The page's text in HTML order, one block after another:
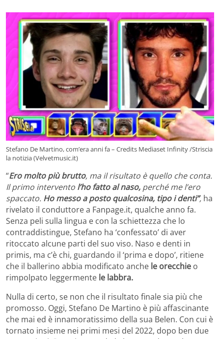
Stefano De Martino, com’era anni fa – Credits Mediaset Infinity /Striscia
la notizia (Velvetmusic.it)
“Ero molto più brutto, ma il risultato è quello che conta.
Il primo intervento l’ho fatto al naso, perché me l’ero
spaccato. Ho messo a posto qualcosina, tipo i denti”, ha
rivelato il conduttore a Fanpage.it, qualche anno fa.
Senza peli sulla lingua e con la schiettezza che lo
contraddistingue, Stefano ha ‘confessato’ di aver
ritoccato alcune parti del suo viso. Naso e denti in
primis, ma c’è chi, guardando il ‘prima e dopo’, ritiene
che il ballerino abbia modificato anche le orecchie o
rimpolpato leggermente le labbra.
Nulla di certo, se non che il risultato finale sia più che
promosso. Oggi, Stefano De Martino è più affascinante
che mai ed è innamoratissimo della sua Belen. Con cui è
tornato insieme nei primi mesi del 2022, dopo ben due